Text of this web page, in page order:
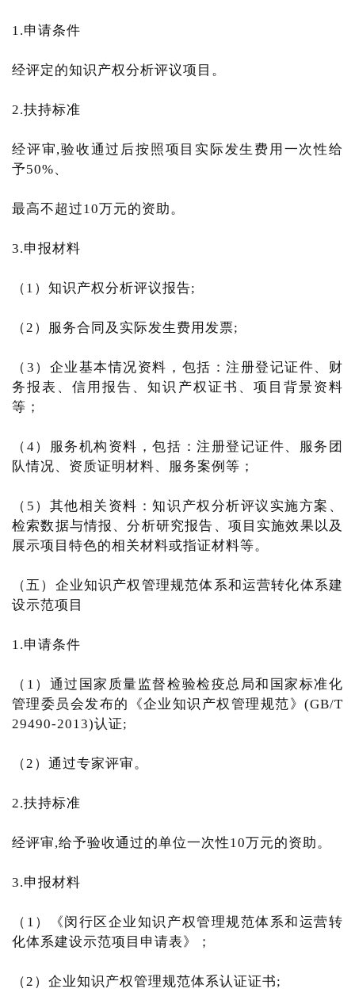
1.申请条件
经评定的知识产权分析评议项目。
2.扶持标准
经评审,验收通过后按照项目实际发生费用一次性给
予50%、
最高不超过10万元的资助。
3.申报材料
（1）知识产权分析评议报告;
（2）服务合同及实际发生费用发票;
（3）企业基本情况资料，包括：注册登记证件、财
务报表、信用报告、知识产权证书、项目背景资料
等；
（4）服务机构资料，包括：注册登记证件、服务团
队情况、资质证明材料、服务案例等；
（5）其他相关资料：知识产权分析评议实施方案、
检索数据与情报、分析研究报告、项目实施效果以及
展示项目特色的相关材料或指证材料等。
（五）企业知识产权管理规范体系和运营转化体系建
设示范项目
1.申请条件
（1）通过国家质量监督检验检疫总局和国家标准化
管理委员会发布的《企业知识产权管理规范》(GB/T
29490-2013)认证;
（2）通过专家评审。
2.扶持标准
经评审,给予验收通过的单位一次性10万元的资助。
3.申报材料
（1）《闵行区企业知识产权管理规范体系和运营转
化体系建设示范项目申请表》；
（2）企业知识产权管理规范体系认证证书;